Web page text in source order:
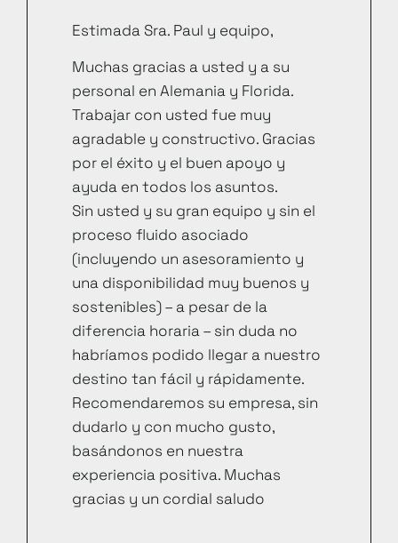
Estimada Sra. Paul y equipo,
Muchas gracias a usted y a su
personal en Alemania y Florida.
Trabajar con usted fue muy
agradable y constructivo. Gracias
por el éxito y el buen apoyo y
ayuda en todos los asuntos.
Sin usted y su gran equipo y sin el
proceso fluido asociado
(incluyendo un asesoramiento y
una disponibilidad muy buenos y
sostenibles) – a pesar de la
diferencia horaria – sin duda no
habríamos podido llegar a nuestro
destino tan fácil y rápidamente.
Recomendaremos su empresa, sin
dudarlo y con mucho gusto,
basándonos en nuestra
experiencia positiva. Muchas
gracias y un cordial saludo